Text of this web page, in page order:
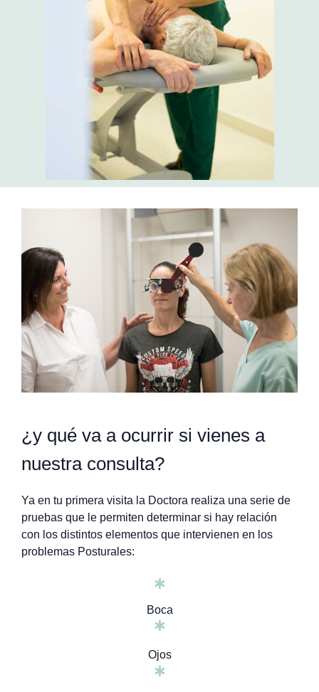
¿y qué va a ocurrir si vienes a
nuestra consulta?
Ya en tu primera visita la Doctora realiza una serie de
pruebas que le permiten determinar si hay relación
con los distintos elementos que intervienen en los
problemas Posturales:
Boca
Ojos